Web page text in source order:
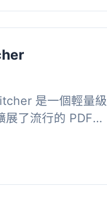
是一個輕量級
了流行的 PDF
非常...